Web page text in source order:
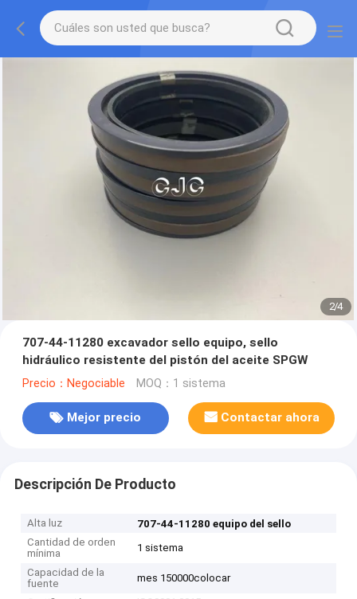
2/4
707-44-11280 excavador sello equipo, sello
hidráulico resistente del pistón del aceite SPGW
Precio：Negociable MOQ：1 sistema
Mejor precio Contactar ahora
Descripción De Producto
Alta luz
707-44-11280 equipo del sello
Cantidad de orden
mínima
1 sistema
Capacidad de la
fuente
mes 150000colocar